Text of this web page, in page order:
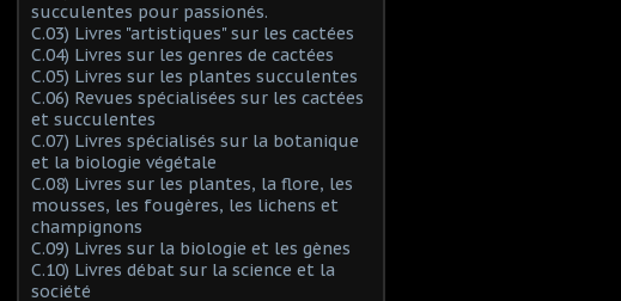
succulentes pour passionés.
C.03) Livres "artistiques" sur les cactées
C.04) Livres sur les genres de cactées
C.05) Livres sur les plantes succulentes
C.06) Revues spécialisées sur les cactées
et succulentes
C.07) Livres spécialisés sur la botanique
et la biologie végétale
C.08) Livres sur les plantes, la flore, les
mousses, les fougères, les lichens et
champignons
C.09) Livres sur la biologie et les gènes
C.10) Livres débat sur la science et la
société